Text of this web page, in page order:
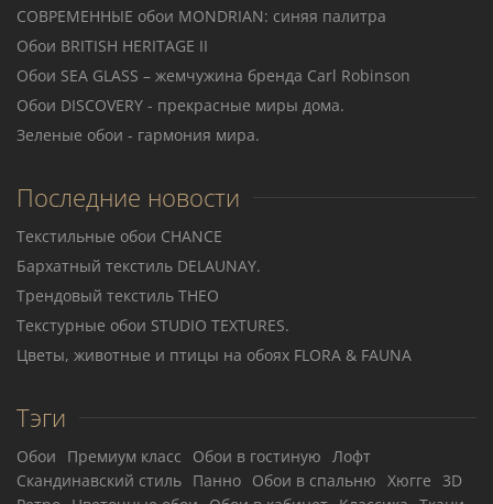
СОВРЕМЕННЫЕ обои MONDRIAN: синяя палитра
Обои BRITISH HERITAGE II
Обои SEA GLASS – жемчужина бренда Carl Robinson
Обои DISCOVERY - прекрасные миры дома.
Зеленые обои - гармония мира.
Последние новости
Текстильные обои CHANCE
Бархатный текстиль DELAUNAY.
Трендовый текстиль THEO
Teкстурные обои STUDIO TEXTURES.
Цветы, животные и птицы на обоях FLORA & FAUNA
Тэги
Обои Премиум класс Обои в гостиную Лофт
Скандинавский стиль Панно Обои в спальню Хюгге
3D